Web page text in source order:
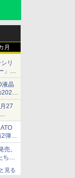
月
リ
」を
超大
液晶
2026
27
施
2弾が
ベ
。
ちが
ア
見る